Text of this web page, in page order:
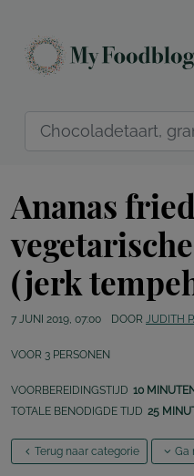
Ananas
(jerk
7 JUNI 2019, 07:00 DOOR JUDITH
VOOR 3 PERSONEN
VOORBEREIDINGSTIJD 10
TOTALE BENODIGDE TIJD 25
Terug naar categorie Ga